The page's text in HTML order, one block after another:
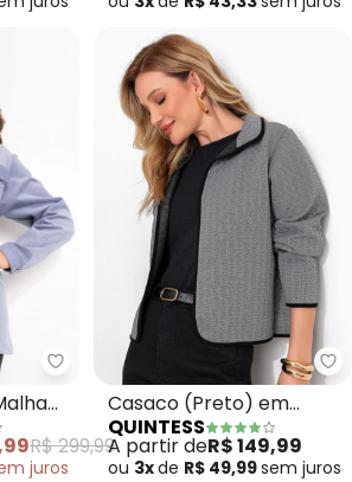
Quintess - Parka (Azul) em
R$ 299,99
juros
Casaco (Preto) em
Malha Matelassê
QUINTESS
A partir deR$ 149,99
ou 3xde R$ 49,99sem juros